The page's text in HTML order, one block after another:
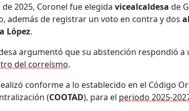
2025, Coronel fue elegida vicealcaldesa de
además de registrar un voto en contra y dos
López.
argumentó que su abstención respondió
del correísmo.
conforme a lo establecido en el Código
(COOTAD), para el periodo 2025-